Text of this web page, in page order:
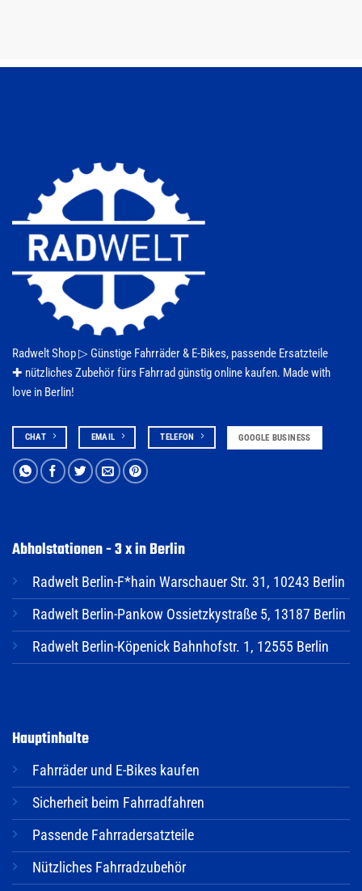
auf.
gewählt
werden
Radwelt Shop ▷ Günstige Fahrräder & E-Bikes, passende Ersatzteile
✚ nützliches Zubehör fürs Fahrrad günstig online kaufen. Made with
love in Berlin!
CHAT EMAIL TELEFON GOOGLE BUSINESS
Abholstationen - 3 x in Berlin
Radwelt Berlin-F*hain Warschauer Str. 31, 10243 Berlin
Radwelt Berlin-Pankow Ossietzkystraße 5, 13187 Berlin
Radwelt Berlin-Köpenick Bahnhofstr. 1, 12555 Berlin
Hauptinhalte
Fahrräder und E-Bikes kaufen
Sicherheit beim Fahrradfahren
Passende Fahrradersatzteile
Nützliches Fahrradzubehör